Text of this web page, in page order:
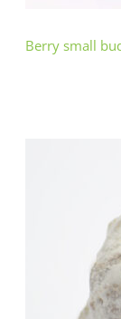
Berry small